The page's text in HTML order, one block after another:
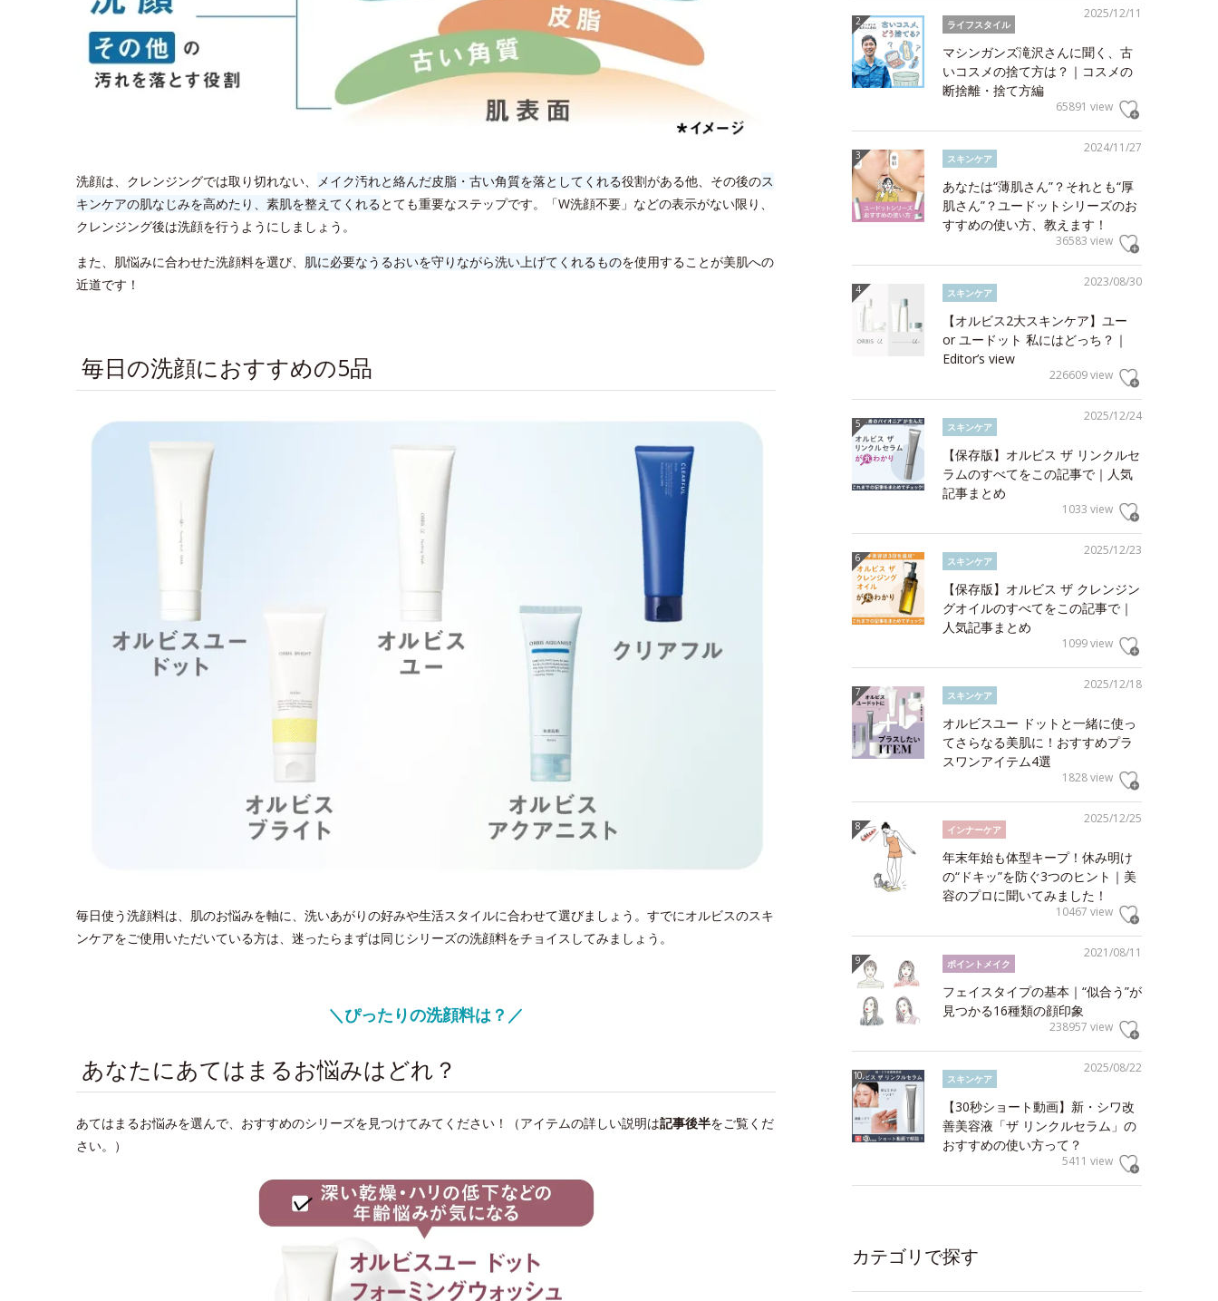
洗顔は、クレンジングでは取り切れない、 メイク汚れと絡んだ皮脂・古い角質を落としてくれる役割がある他、その後のス
キンケアの肌なじみを高めたり、素肌を整えてくれるとても重要なステップです。「W洗顔不要」などの表示がない限り、
クレンジング後は洗顔を行うようにしましょう。
また、肌悩みに合わせた洗顔料を選び、 肌に必要なうるおいを守りながら洗い上げてくれるものを使用することが美肌への
近道です！
毎日の洗顔におすすめの5品
毎日使う洗顔料は、肌のお悩みを軸に、洗いあがりの好みや生活スタイルに合わせて選びましょう。すでにオルビスのスキ
ンケアをご使用いただいている方は、迷ったらまずは同じシリーズの洗顔料をチョイスしてみましょう。
＼ぴったりの洗顔料は？／
あなたにあてはまるお悩みはどれ？
あてはまるお悩みを選んで、おすすめのシリーズを見つけてみてください！（アイテムの詳しい説明は記事後半をご覧くだ
さい。）
2025/12/11
ライフスタイル
マシンガンズ滝沢さんに聞く、古
いコスメの捨て方は？｜コスメの
断捨離・捨て方編
65891 view
2024/11/27
スキンケア
あなたは“薄肌さん”？それとも“厚
肌さん”？ユードットシリーズのお
すすめの使い方、教えます！
36583 view
2023/08/30
スキンケア
【オルビス2大スキンケア】ユー
or ユードット 私にはどっち？｜
Editor’s view
226609 view
2025/12/24
スキンケア
【保存版】オルビス ザ リンクルセ
ラムのすべてをこの記事で｜人気
記事まとめ
1033 view
2025/12/23
スキンケア
【保存版】オルビス ザ クレンジン
グオイルのすべてをこの記事で｜
人気記事まとめ
1099 view
2025/12/18
スキンケア
オルビスユー ドットと一緒に使っ
てさらなる美肌に！おすすめプラ
スワンアイテム4選
1828 view
2025/12/25
インナーケア
年末年始も体型キープ！休み明け
の“ドキッ”を防ぐ3つのヒント｜美
容のプロに聞いてみました！
10467 view
2021/08/11
ポイントメイク
フェイスタイプの基本｜“似合う”が
見つかる16種類の顔印象
238957 view
2025/08/22
スキンケア
【30秒ショート動画】新・シワ改
善美容液「ザ リンクルセラム」の
おすすめの使い方って？
5411 view
カテゴリで探す